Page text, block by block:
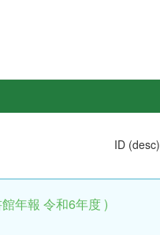
ID (desc)
年報 令和6年度 )